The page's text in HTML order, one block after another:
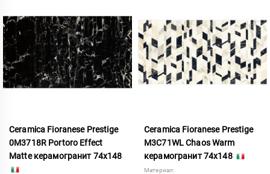
Ceramica Fioranese Prestige
0M3718R Portoro Effect
Matte керамогранит 74x148
Ceramica Fioranese Prestige
M3C71WL Chaos Warm
керамогранит 74x148
Материал: